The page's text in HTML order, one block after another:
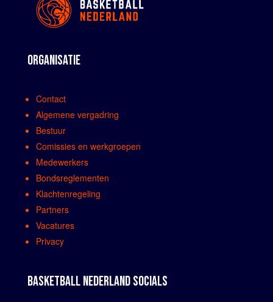
ORGANISATIE
Contact
Algemene vergadring
Bestuur
Comissies en werkgroepen
Medewerkers
Bondsreglementen
Klachtenregeling
Partners
Vacatures
Privacy
BASKETBALL NEDERLAND SOCIALS